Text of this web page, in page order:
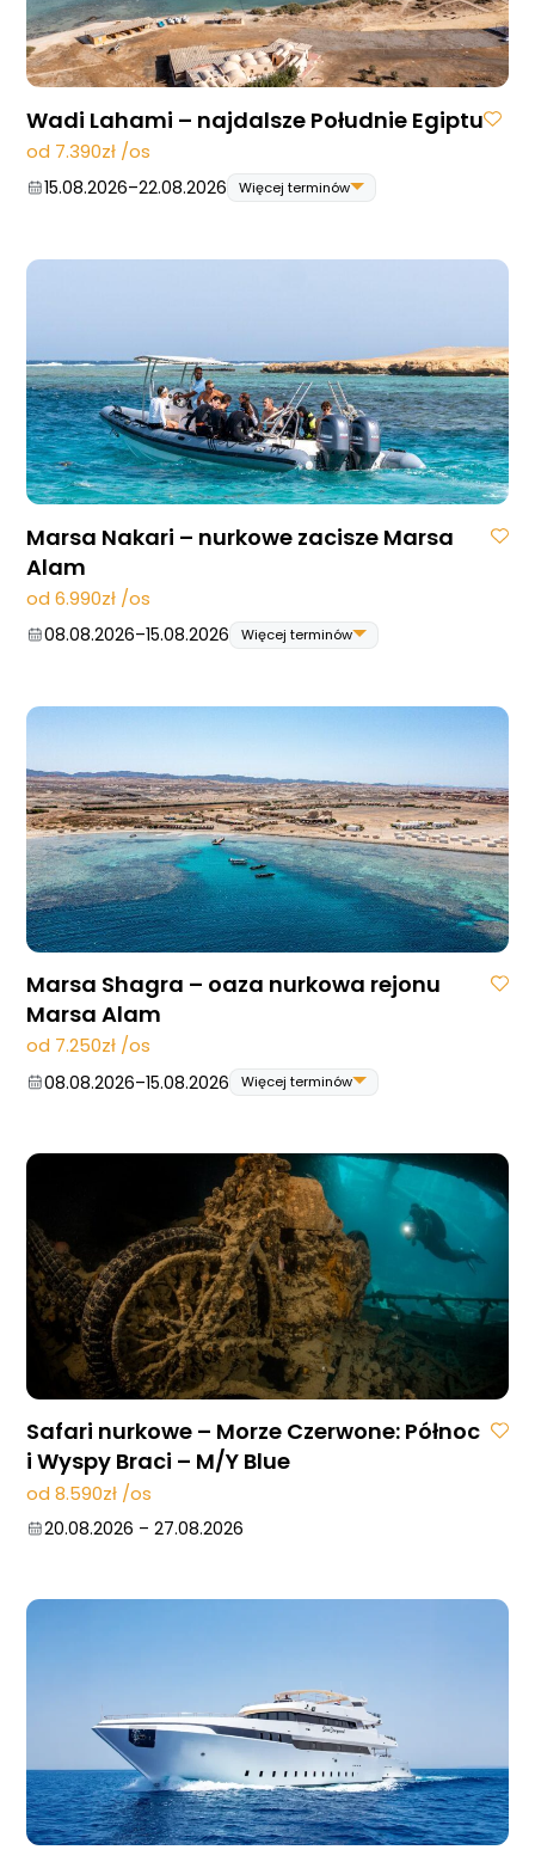
Wadi Lahami – najdalsze Południe Egiptu
od 7.390zł /os
15.08.2026–22.08.2026 Więcej terminów
31.10.2026
–
07.11.2026
07.11.2026
–
14.11.2026
05.12.2026 –
12.12.2026
12.12.2026
– 19.12.2026
Marsa Nakari – nurkowe zacisze Marsa
Alam
od 6.990zł /os
08.08.2026–15.08.2026 Więcej terminów
10.10.2026
–
17.10.2026
24.10.2026 –
31.10.2026
07.11.2026
–
14.11.2026
14.11.2026
–
21.11.2026
28.11.2026
– 05.12.2026
05.12.2026 – 12.12.2026
Marsa Shagra – oaza nurkowa rejonu
Marsa Alam
od 7.250zł /os
08.08.2026–15.08.2026 Więcej terminów
29.08.2026
05.09.2026
05.09.2026
12.09.2026
12.09.2026 – 19.09.2026
03.10.2026 –
10.10.2026
10.10.2026
–
17.10.2026
31.10.2026
–
07.11.2026
21.11.2026
–
28.11.2026
28.11.2026
– 05.12.2026
Safari nurkowe – Morze Czerwone: Północ
i Wyspy Braci – M/Y Blue
od 8.590zł /os
20.08.2026 – 27.08.2026